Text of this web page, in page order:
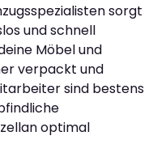
sorgt
und schnell
Möbel und
verpackt und
sind bestens
optimal